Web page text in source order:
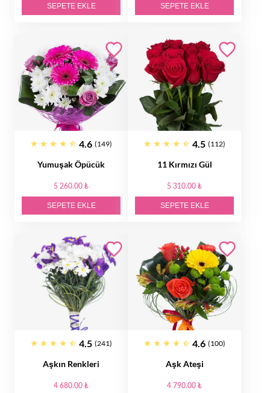
SEPETE EKLE SEPETE EKLE
4.6 (149)
Yumuşak Öpücük
5 260.00 ₺
SEPETE EKLE
4.5 (112)
11 Kırmızı Gül
5 310.00 ₺
SEPETE EKLE
4.5 (241)
Aşkın Renkleri
4 680.00 ₺
4.6 (100)
Aşk Ateşi
4 790.00 ₺